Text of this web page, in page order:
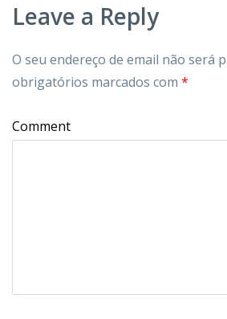
Leave a Reply
O seu endereço de email não será
obrigatórios marcados com *
Comment